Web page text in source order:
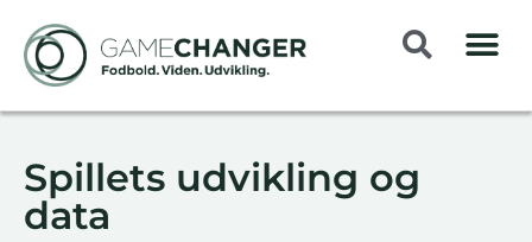
Spillets udvikling og
data